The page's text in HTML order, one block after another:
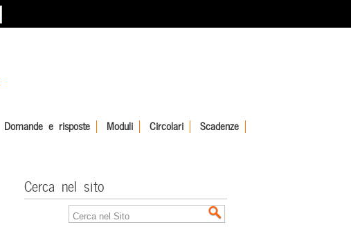
Domande e risposte Moduli Circolari Scadenze
Cerca nel sito